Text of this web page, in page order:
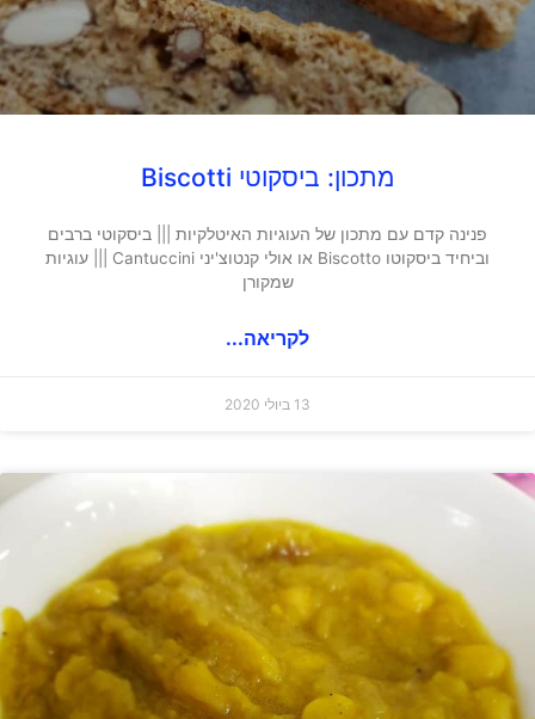
מתכון: ביסקוטי Biscotti
פנינה קדם עם מתכון של העוגיות האיטלקיות ||| ביסקוטי ברבים
וביחיד ביסקוטו Biscotto או אולי קנטוצ'יני Cantuccini ||| עוגיות
שמקורן
לקריאה...
13 ביולי 2020